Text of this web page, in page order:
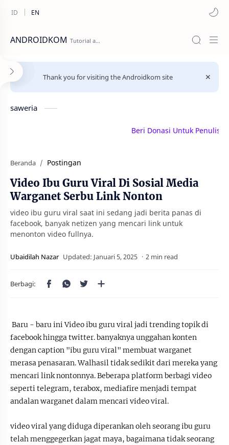
ANDROIDKOM
Thank you for visiting the Androidkom site
saweria
Beri Donasi Untuk Penulis |
Beranda Postingan
Video Ibu Guru Viral Di Sosial Media
Warganet Serbu Link Nonton
video ibu guru viral saat ini sedang jadi berita panas di
facebook, banyak netizen yang mencari link untuk
menonton video fullnya.
2 min read
Baru - baru ini Video ibu guru viral jadi trending topik di
facebook hingga twitter. banyaknya unggahan konten
dengan caption "ibu guru viral" membuat warganet
merasa penasaran. Walhasil tidak sedikit dari mereka yang
mencari link nontonnya. Beberapa platform berbagi video
seperti telegram, terabox, mediafire menjadi tempat
andalan warganet dalam mencari video viral.
video viral yang diduga diperankan oleh seorang ibu guru
telah menggegerkan jagat maya, bagaimana tidak seorang